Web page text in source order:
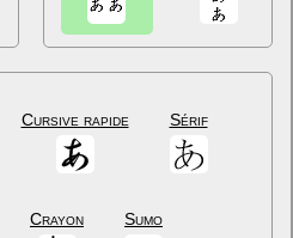
Cursive rapide Sérif
Crayon Sumo